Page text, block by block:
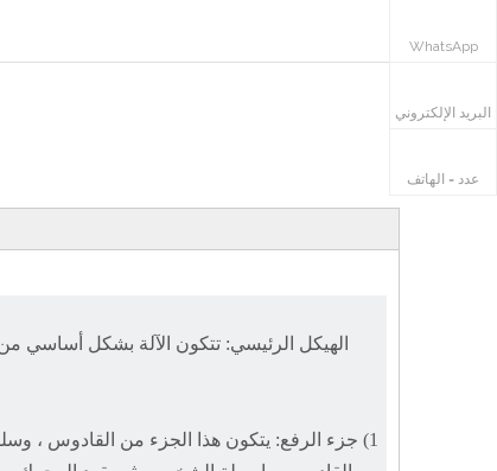
الهيكل الرئيسي: تتكون الآلة بشكل أساسي
1) جزء الرفع: يتكون هذا الجزء من القادوس ،
WhatsApp
البريد الإلكتروني
عدد = الهاتف